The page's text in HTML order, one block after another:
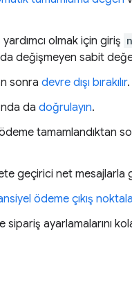
olmak için giriş
değişmeyen sabit
sonra devre dışı bırakılır.
da doğrulayın.
tamamlandıktan
geçirici net mesajlarla
ödeme çıkış
sipariş ayarlamalarını